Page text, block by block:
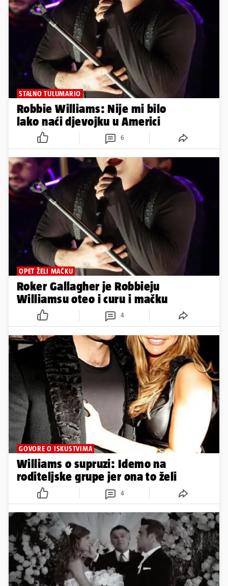
STALNO TULUMARIO
Robbie Williams: Nije mi bilo
lako naći djevojku u Americi
6
OPET ŽELI MAČKU
Roker Gallagher je Robbieju
Williamsu oteo i curu i mačku
4
GOVORE O ISKUSTVIMA
Williams o supruzi: Idemo na
roditeljske grupe jer ona to želi
4